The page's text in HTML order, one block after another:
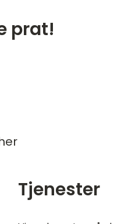
prat!
Tjenester